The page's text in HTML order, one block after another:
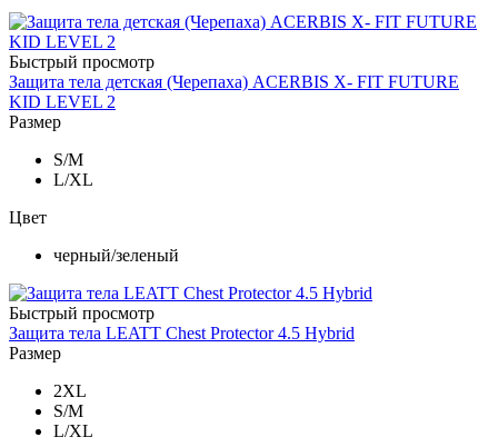
Быстрый просмотр
Защита тела детская (Черепаха) ACERBIS X- FIT FUTURE
KID LEVEL 2
Размер
S/M
L/XL
Цвет
черный/зеленый
Быстрый просмотр
Защита тела LEATT Chest Protector 4.5 Hybrid
Размер
2XL
S/M
L/XL